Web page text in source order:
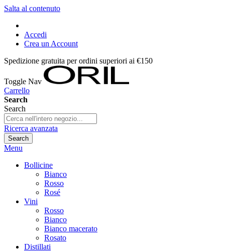
Salta al contenuto
Accedi
Crea un Account
Spedizione gratuita per ordini superiori ai €150
Toggle Nav
Carrello
Search
Search
Ricerca avanzata
Search
Menu
Bollicine
Bianco
Rosso
Rosé
Vini
Rosso
Bianco
Bianco macerato
Rosato
Distillati